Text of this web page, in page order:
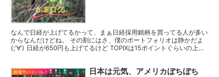
なんで日経が上げてるかって、まぁ日経採用銘柄を買ってる人が多い
からなんだけどね。 その割にはさ、僕のポートフォリオは静かだよ
(;'∀') 日経が650円も上げてるけど TOPIXは15ポイントぐらいの上げ
相場サバイバル！ 日本は元気、アメリカぼちぼち